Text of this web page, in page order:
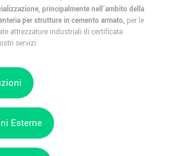
principalmente nell’ambito della
per strutture in cemento armato,per le
attrezzature industriali di certificata
servizi:
Esterne